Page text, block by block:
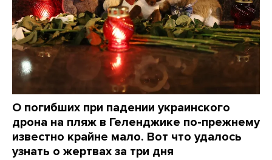
О погибших при падении украинского
дрона на пляж в Геленджике по-прежнему
известно крайне мало. Вот что удалось
узнать о жертвах за три дня